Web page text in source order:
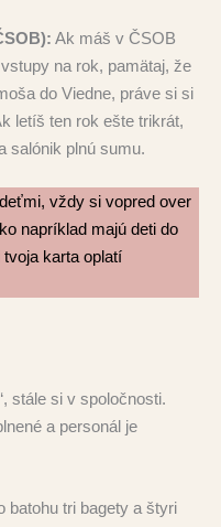
Ak máš v ČSOB
na rok, pamätaj, že
do Viedne, práve si si
letíš ten rok ešte trikrát,
salónik plnú sumu.
vždy si vopred over
napríklad majú deti do
karta oplatí
stále si v spoločnosti.
a personál je
batohu tri bagety a štyri